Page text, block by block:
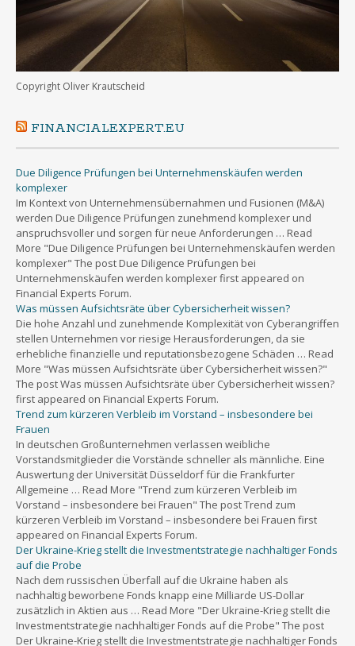
Copyright Oliver Krautscheid
FINANCIALEXPERT.EU
Due Diligence Prüfungen bei Unternehmenskäufen werden
komplexer
Im Kontext von Unternehmensübernahmen und Fusionen (M&A)
werden Due Diligence Prüfungen zunehmend komplexer und
anspruchsvoller und sorgen für neue Anforderungen … Read
More "Due Diligence Prüfungen bei Unternehmenskäufen werden
komplexer" The post Due Diligence Prüfungen bei
Unternehmenskäufen werden komplexer first appeared on
Financial Experts Forum.
Was müssen Aufsichtsräte über Cybersicherheit wissen?
Die hohe Anzahl und zunehmende Komplexität von Cyberangriffen
stellen Unternehmen vor riesige Herausforderungen, da sie
erhebliche finanzielle und reputationsbezogene Schäden … Read
More "Was müssen Aufsichtsräte über Cybersicherheit wissen?"
The post Was müssen Aufsichtsräte über Cybersicherheit wissen?
first appeared on Financial Experts Forum.
Trend zum kürzeren Verbleib im Vorstand – insbesondere bei
Frauen
In deutschen Großunternehmen verlassen weibliche
Vorstandsmitglieder die Vorstände schneller als männliche. Eine
Auswertung der Universität Düsseldorf für die Frankfurter
Allgemeine … Read More "Trend zum kürzeren Verbleib im
Vorstand – insbesondere bei Frauen" The post Trend zum
kürzeren Verbleib im Vorstand – insbesondere bei Frauen first
appeared on Financial Experts Forum.
Der Ukraine-Krieg stellt die Investmentstrategie nachhaltiger Fonds
auf die Probe
Nach dem russischen Überfall auf die Ukraine haben als
nachhaltig beworbene Fonds knapp eine Milliarde US-Dollar
zusätzlich in Aktien aus … Read More "Der Ukraine-Krieg stellt die
Investmentstrategie nachhaltiger Fonds auf die Probe" The post
Der Ukraine-Krieg stellt die Investmentstrategie nachhaltiger Fonds